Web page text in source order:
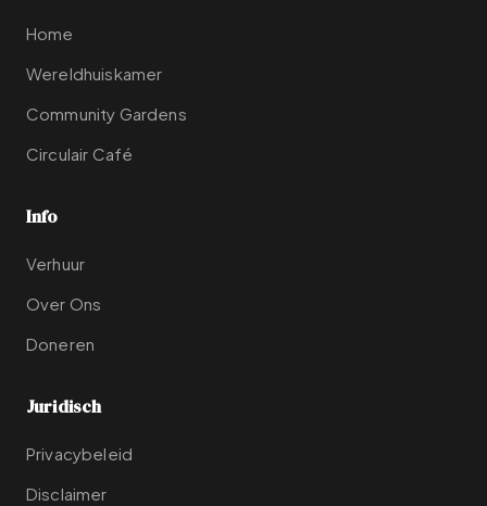
Home
Wereldhuiskamer
Community Gardens
Circulair Café
Info
Verhuur
Over Ons
Doneren
Juridisch
Privacybeleid
Disclaimer